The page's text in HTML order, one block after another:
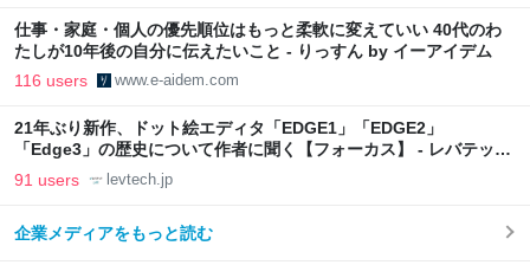
仕事・家庭・個人の優先順位はもっと柔軟に変えていい 40代のわ
たしが10年後の自分に伝えたいこと - りっすん by イーアイデム
116 users www.e-aidem.com
21年ぶり新作、ドット絵エディタ「EDGE1」「EDGE2」
「Edge3」の歴史について作者に聞く【フォーカス】 - レバテック
LAB
91 users levtech.jp
企業メディアをもっと読む